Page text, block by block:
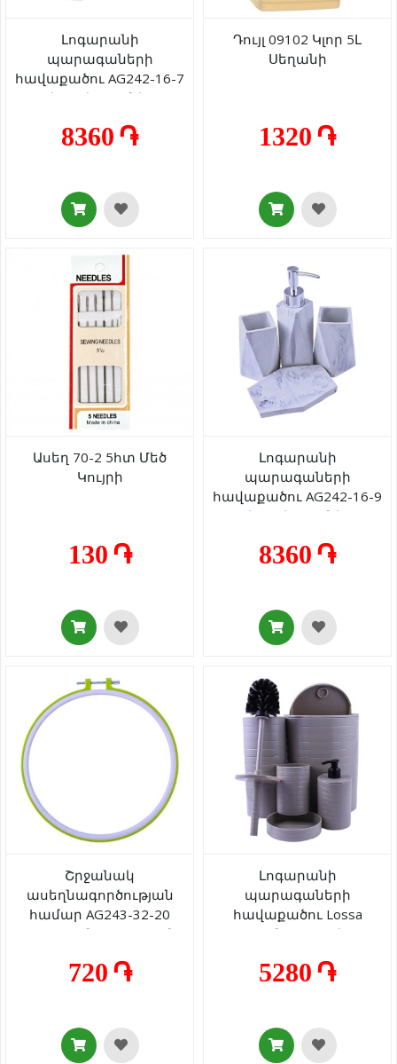
Լոգարանի
պարագաների
հավաքածու AG242-16-7
սպիտակ գրանիտ 4
8360 ֏
Դույլ 09102 Կլոր 5Լ
Սեղանի
1320 ֏
Ասեղ 70-2 5հտ Մեծ
Կույրի
130 ֏
Լոգարանի
պարագաների
հավաքածու AG242-16-9
սպիտակ գրանիտ 4
8360 ֏
Շրջանակ
ասեղնագործության
համար AG243-32-20
պլաստմասսա 24սմ
720 ֏
Լոգարանի
պարագաների
հավաքածու Lossa
պլաստմասսա 5 կտոր
5280 ֏